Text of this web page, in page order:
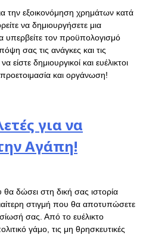
την εξοικονόμηση χρημάτων κατά
να δημιουργήσετε μια
υπερβείτε τον προϋπολογισμό
σας τις ανάγκες και τις
δημιουργικοί και ευέλικτοι
και οργάνωση!
για να
Αγάπη!
θα δώσει στη δική σας ιστορία
στιγμή που θα αποτυπώσετε
σας. Από το ευέλικτο
γάμο, τις μη θρησκευτικές